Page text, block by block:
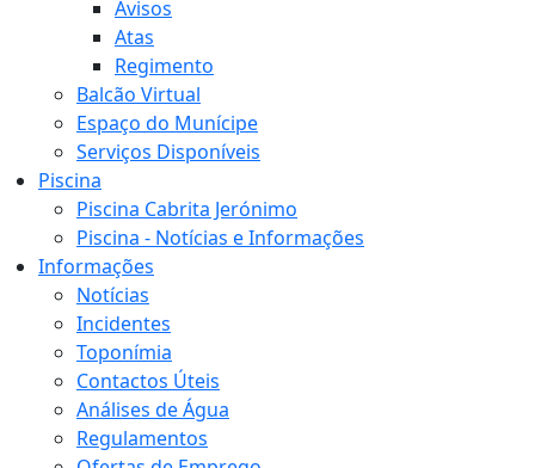
Avisos
Atas
Regimento
Balcão Virtual
Espaço do Munícipe
Serviços Disponíveis
Piscina
Piscina Cabrita Jerónimo
Piscina - Notícias e Informações
Informações
Notícias
Incidentes
Toponímia
Contactos Úteis
Análises de Água
Regulamentos